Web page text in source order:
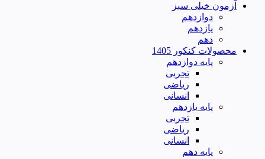
آزمون خیلی سبز
دوازدهم
یازدهم
دهم
محصولات کنکور 1405
پایه دوازدهم
تجربی
ریاضی
انسانی
پایه یازدهم
تجربی
ریاضی
انسانی
پایه دهم